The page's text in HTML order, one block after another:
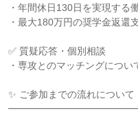
・年間休日130日を実現する
・最大180万円の奨学金返還
✅ 質疑応答・個別相談
・専攻とのマッチングについ
✨ ご参加までの流れについて